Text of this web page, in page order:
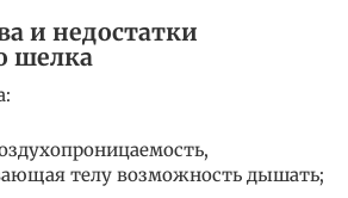
и недостатки
шелка
телу возможность дышать;